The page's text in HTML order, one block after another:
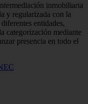
inmobiliaria
y regularizada con la
entidades,
categorización mediante
presencia en todo el